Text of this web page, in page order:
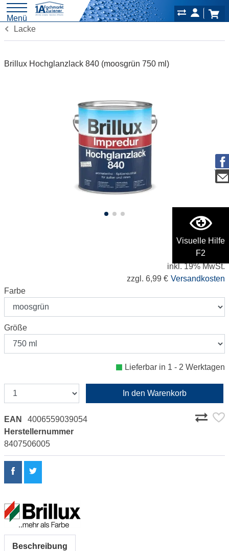
Visuelle Hilfe
F2
Menü
Lacke
Brillux Hochglanzlack 840 (moosgrün 750 ml)
35,99 €
47,99 € / Liter
inkl. 19% MwSt.
zzgl. 6,99 € Versandkosten
Farbe
Größe
Lieferbar in 1 - 2 Werktagen
In den Warenkorb
EAN
4006559039054
Herstellernummer
8407506005
Beschreibung